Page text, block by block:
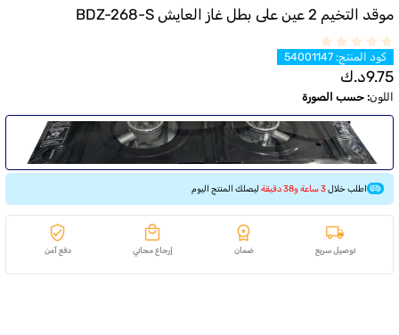
موقد التخيم 2 عين على بطل غاز العايش BDZ-268-S
كود المنتج:
54001147
9.75د.ك
اللون: حسب الصورة
اطلب خلال3 ساعة و38 دقيقة ليصلك المنتج اليوم
توصيل سريع ضمان إرجاع مجاني دفع آمن